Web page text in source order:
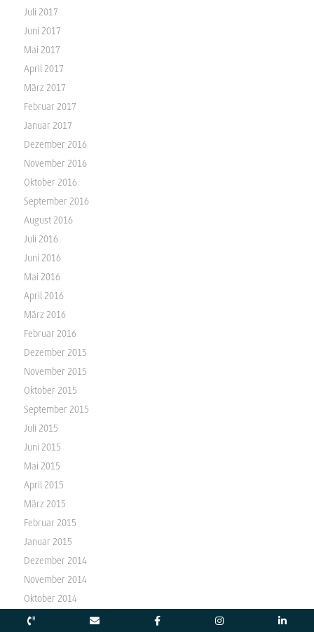
Juli 2017
Juni 2017
Mai 2017
April 2017
März 2017
Februar 2017
Januar 2017
Dezember 2016
November 2016
Oktober 2016
September 2016
August 2016
Juli 2016
Juni 2016
Mai 2016
April 2016
März 2016
Februar 2016
Dezember 2015
November 2015
Oktober 2015
September 2015
Juli 2015
Juni 2015
Mai 2015
April 2015
März 2015
Februar 2015
Januar 2015
Dezember 2014
November 2014
Oktober 2014
September 2014